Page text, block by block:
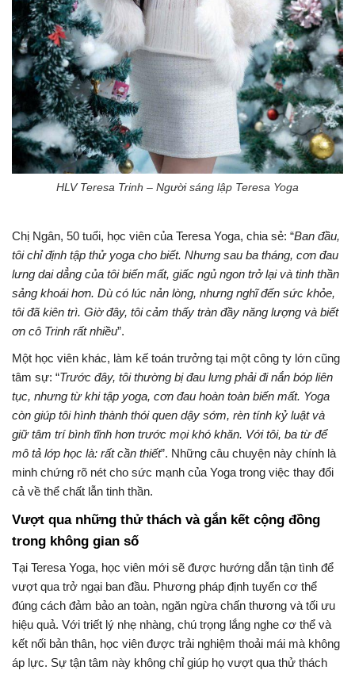
HLV Teresa Trinh – Người sáng lập Teresa Yoga
Chị Ngân, 50 tuổi, học viên của Teresa Yoga, chia sẻ: “Ban đầu,
tôi chỉ định tập thử yoga cho biết. Nhưng sau ba tháng, cơn đau
lưng dai dẳng của tôi biến mất, giấc ngủ ngon trở lại và tinh thần
sảng khoái hơn. Dù có lúc nản lòng, nhưng nghĩ đến sức khỏe,
tôi đã kiên trì. Giờ đây, tôi cảm thấy tràn đầy năng lượng và biết
ơn cô Trinh rất nhiều”.
Một học viên khác, làm kế toán trưởng tại một công ty lớn cũng
tâm sự: “Trước đây, tôi thường bị đau lưng phải đi nắn bóp liên
tục, nhưng từ khi tập yoga, cơn đau hoàn toàn biến mất. Yoga
còn giúp tôi hình thành thói quen dậy sớm, rèn tính kỷ luật và
giữ tâm trí bình tĩnh hơn trước mọi khó khăn. Với tôi, ba từ để
mô tả lớp học là: rất cần thiết”. Những câu chuyện này chính là
minh chứng rõ nét cho sức mạnh của Yoga trong việc thay đổi
cả về thể chất lẫn tinh thần.
Vượt qua những thử thách và gắn kết cộng đồng
trong không gian số
Tại Teresa Yoga, học viên mới sẽ được hướng dẫn tận tình để
vượt qua trở ngại ban đầu. Phương pháp định tuyến cơ thể
đúng cách đảm bảo an toàn, ngăn ngừa chấn thương và tối ưu
hiệu quả. Với triết lý nhẹ nhàng, chú trọng lắng nghe cơ thể và
kết nối bản thân, học viên được trải nghiệm thoải mái mà không
áp lực. Sự tận tâm này không chỉ giúp họ vượt qua thử thách